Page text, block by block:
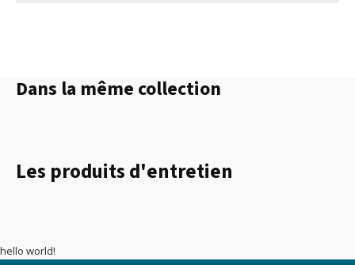
Dans la même collection
Les produits d'entretien
hello world!